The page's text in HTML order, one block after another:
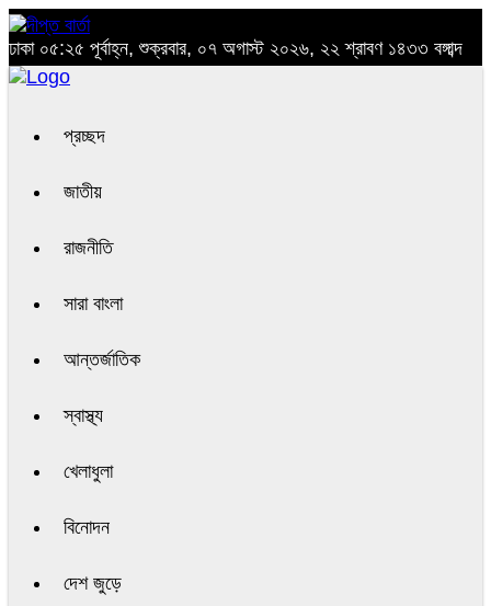
ঢাকা ০৫:২৫ পূর্বাহ্ন, শুক্রবার, ০৭ অগাস্ট ২০২৬, ২২ শ্রাবণ ১৪৩৩ বঙ্গাব্দ
প্রচ্ছদ
জাতীয়
রাজনীতি
সারা বাংলা
আন্তর্জাতিক
স্বাস্থ্য
খেলাধুলা
বিনোদন
দেশ জুড়ে